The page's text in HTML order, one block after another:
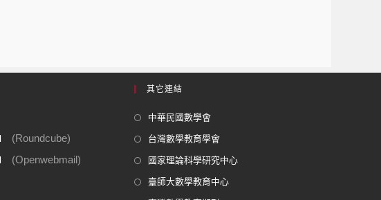
(Roundcube)
(Openwebmail)
其它連結
中華民國數學會
台灣數學教育學會
國家理論科學研究中心
臺師大數學教育中心